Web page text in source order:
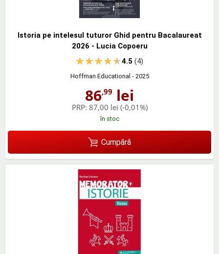
Istoria pe intelesul tuturor Ghid pentru Bacalaureat
2026 - Lucia Copoeru
4.5 (4)
Hoffman Educational - 2025
86,99 lei
PRP: 87,00 lei (-0,01%)
în stoc
Cumpără